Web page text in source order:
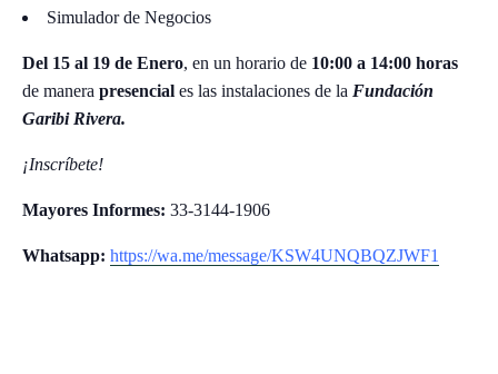
Simulador de Negocios
Del 15 al 19 de Enero, en un horario de 10:00 a 14:00 horas
de manera presencial es las instalaciones de la Fundación
Garibi Rivera.
¡Inscríbete!
Mayores Informes: 33-3144-1906
Whatsapp: https://wa.me/message/KSW4UNQBQZJWF1